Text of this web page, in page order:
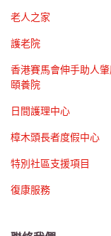
老人之家
護老院
香港賽馬會伸手助人
頤養院
日間護理中心
樟木頭長者度假中心
特別社區支援項目
復康服務